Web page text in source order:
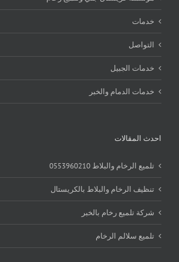
خدمات
التواصل
خدمات الجبيل
خدمات الدمام والخبر
احدث المقالات
تلميع الرخام والبلاط 0553960210
تنظيف الرخام والبلاط بالكريستال
شركة تلميع رخام بالخبر
تلميع سلالم الرخام